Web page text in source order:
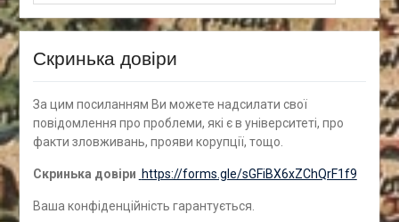
Скринька довіри
За цим посиланням Ви можете надсилати свої
повідомлення про проблеми, які є в університеті, про
факти зловживань, прояви корупції, тощо.
Скринька довіри https://forms.gle/sGFiBX6xZChQrF1f9
Ваша конфіденційність гарантується.